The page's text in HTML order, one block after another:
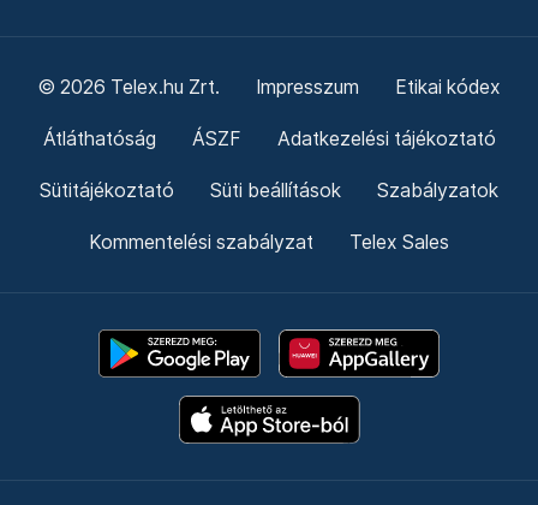
© 2026 Telex.hu Zrt. Impresszum Etikai kódex
Átláthatóság ÁSZF Adatkezelési tájékoztató
Sütitájékoztató Süti beállítások Szabályzatok
Kommentelési szabályzat Telex Sales